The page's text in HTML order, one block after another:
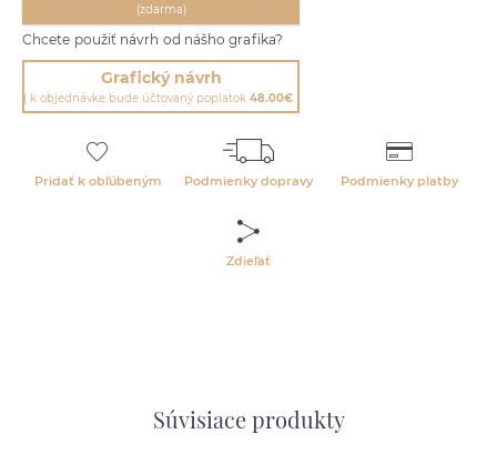
(zdarma)
Chcete použiť návrh od nášho grafika?
Grafický návrh
( k objednávke bude účtovaný poplatok 48.00€ )
Pridať k obľúbeným Podmienky dopravy Podmienky platby
Zdieľať
Súvisiace produkty